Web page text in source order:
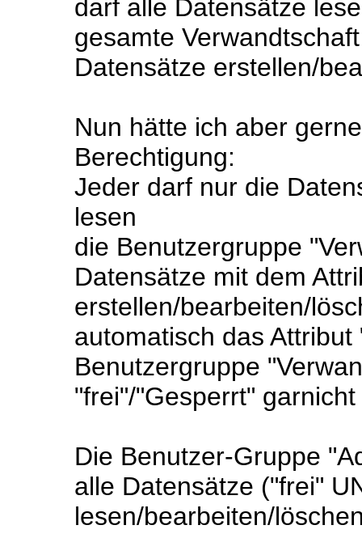
darf alle Datensätze
gesamte
Datensätze erstellen/
Nun hätte ich aber
Berechtigung:
Jeder darf nur die
lesen
die Benutzergruppe
Datensätze mit dem
erstellen/bearbeiten/
automatisch das
Benutzergruppe
"frei"/"Gesperrt"
Die Benutzer-Gruppe
alle Datensätze ("frei"
lesen/bearbeiten/